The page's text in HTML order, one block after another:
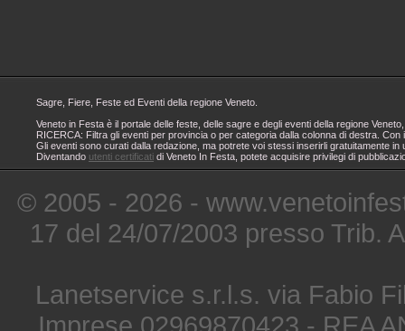
Sagre, Fiere, Feste ed Eventi della regione Veneto.
Veneto in Festa è il portale delle feste, delle sagre e degli eventi della regione
RICERCA: Filtra gli eventi per provincia o per categoria dalla colonna di destra.
Gli eventi sono curati dalla redazione, ma potrete voi stessi inserirli gratuitamente
Diventando utenti certificati di Veneto In Festa, potete acquisire privilegi di
© 2005 - 2026 -
17 del 24/07/2003 presso Trib.
Lanetservice s.r.l.s. via Fabio